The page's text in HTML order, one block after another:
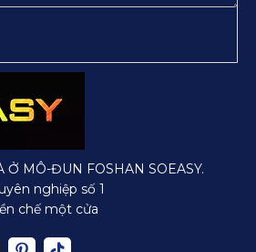
Ở MÔ-ĐUN FOSHAN SOEASY.
nghiệp số 1
chế một cửa